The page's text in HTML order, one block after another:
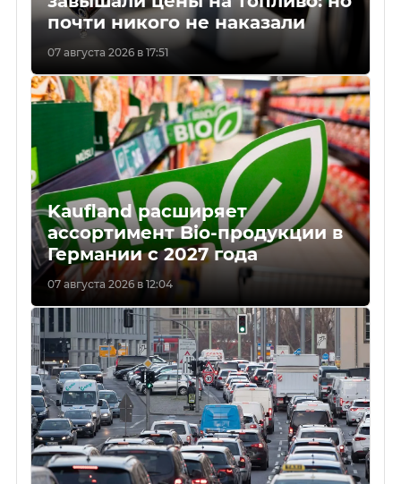
почти никого не наказали
07 августа 2026 в 17:51
Kaufland расширяет
ассортимент Bio-продукции в
Германии с 2027 года
07 августа 2026 в 12:04